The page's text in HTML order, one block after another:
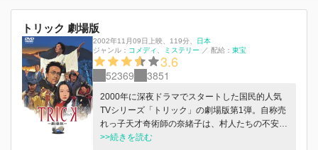
トリック 劇場版
2002年11月09日上映 119分
日本
ジャンル： コメディ ミステリー ／ 配給： 東宝
3.6
52369 3851
2000年に深夜ドラマでスタートした国民的人気
TVシリーズ「トリック」の劇場版第1弾。自称売
れっ子天才奇術師の奈緒子は、村人たちの不安を
取り除くため神を演じてほしいと依頼を受ける。
>>続きを読む